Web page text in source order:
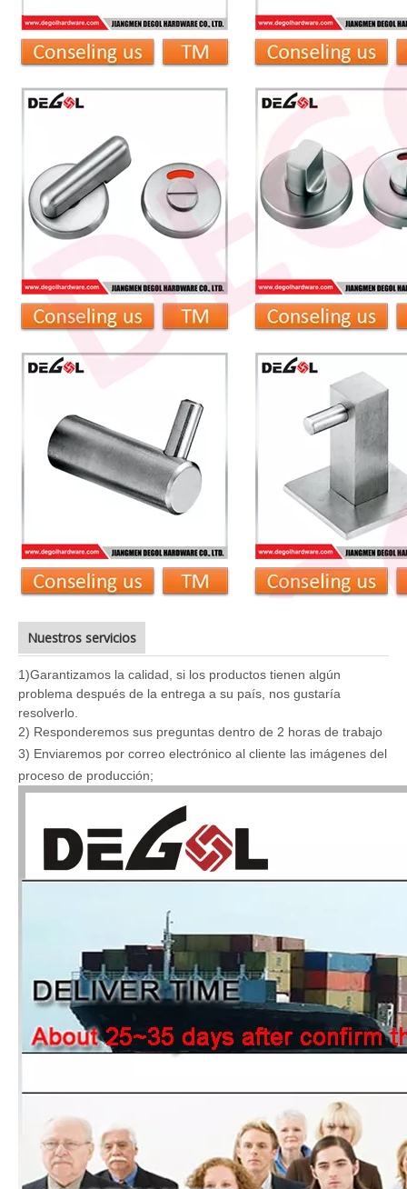
Nuestros servicios
1)Garantizamos la calidad, si los productos tienen algún
problema después de la entrega a su país, nos gustaría
resolverlo.
2) Responderemos sus preguntas dentro de 2 horas de trabajo
3) Enviaremos por correo electrónico al cliente las imágenes del
proceso de producción;